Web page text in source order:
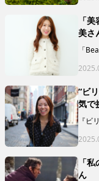
「
作
レー
とで
「
美さ
「
こ
など
て
界の
験な
“ビ
気で
『ビ
ん
主人
は
や人
に、
「
ん